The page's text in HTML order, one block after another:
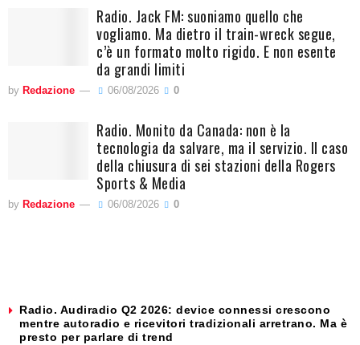
Radio. Jack FM: suoniamo quello che
vogliamo. Ma dietro il train-wreck segue,
c’è un formato molto rigido. E non esente
da grandi limiti
by Redazione 06/08/2026 0
Radio. Monito da Canada: non è la
tecnologia da salvare, ma il servizio. Il caso
della chiusura di sei stazioni della Rogers
Sports & Media
by Redazione 06/08/2026 0
Radio. Audiradio Q2 2026: device connessi crescono
mentre autoradio e ricevitori tradizionali arretrano. Ma è
presto per parlare di trend